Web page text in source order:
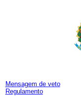
Mensagem de veto
Regulamento